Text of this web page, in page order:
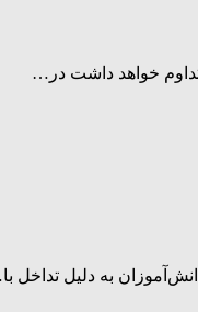
خواهد داشت در…
به دلیل تداخل